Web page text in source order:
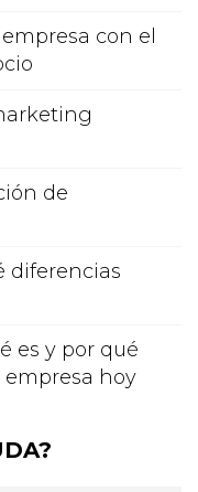
con el
de
diferencias
es y por qué
hoy